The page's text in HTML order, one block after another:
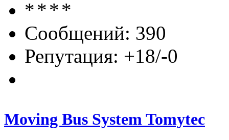
Сообщений: 390
Репутация: +18/-0
Moving Bus System Tomytec